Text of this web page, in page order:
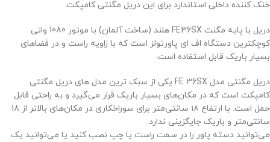
خنک کننده داخلی استاندارد برای این دریل مگنتی کامپکت.
دریل با پایه مگنت FE36SX هلند (ساخت آلمان) با موتور 1080 واتی
کوچکترین دستگاه اف ای پاورتولز است که با زاویه راست و در فضاهای
بسیار باریک قابل استفاده است.
دریل مگنتی مدل FE 36SX یکی از سبک ترین مدل های دریل مگنتی
کامپکت است که در مکان‌های بسیار باریک قرار می‌گیرد و به راحتی قابل
حمل است. با ارتفاع ۱۸ سانتی‌متر برای سوراخکاری در مکان‌های بالاتر از ۱۸
سانتی‌متر و باریک جایگزینی ندارد.
می‌توانید دسته پاور را در سمت راست یا چپ نصب کنید یا می‌توانید یک